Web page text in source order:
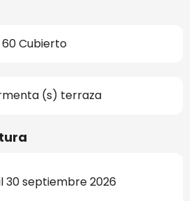
60 Cubierto
(s) terraza
30 septiembre 2026